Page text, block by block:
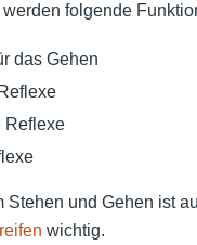
folgende
das Gehen
Reflexe
Stehen und Gehen ist
wichtig.